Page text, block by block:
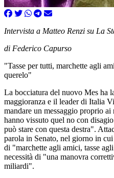
Intervista a Matteo Renzi su La
di Federico Capurso
"Tasse per tutti, marchette agli
querelo"
La bocciatura del nuovo Mes ha
maggioranza e il leader di Italia
mandare un messaggio proprio
hanno vissuto quel no con
può stare con questa destra".
parola in Senato, nel giorno in
di "marchette agli amici, tasse
necessità di "una manovra
miliardi".